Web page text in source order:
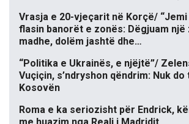
Vrasja e 20-vjeçarit në Korçë/
flasin banorët e zonës: Dëgjuam një
madhe, dolëm jashtë dhe…
“Politika e Ukrainës, e njëjtë”/
Vuçiçin, s’ndryshon qëndrim: Nuk do
Kosovën
Roma e ka seriozisht për Endrick,